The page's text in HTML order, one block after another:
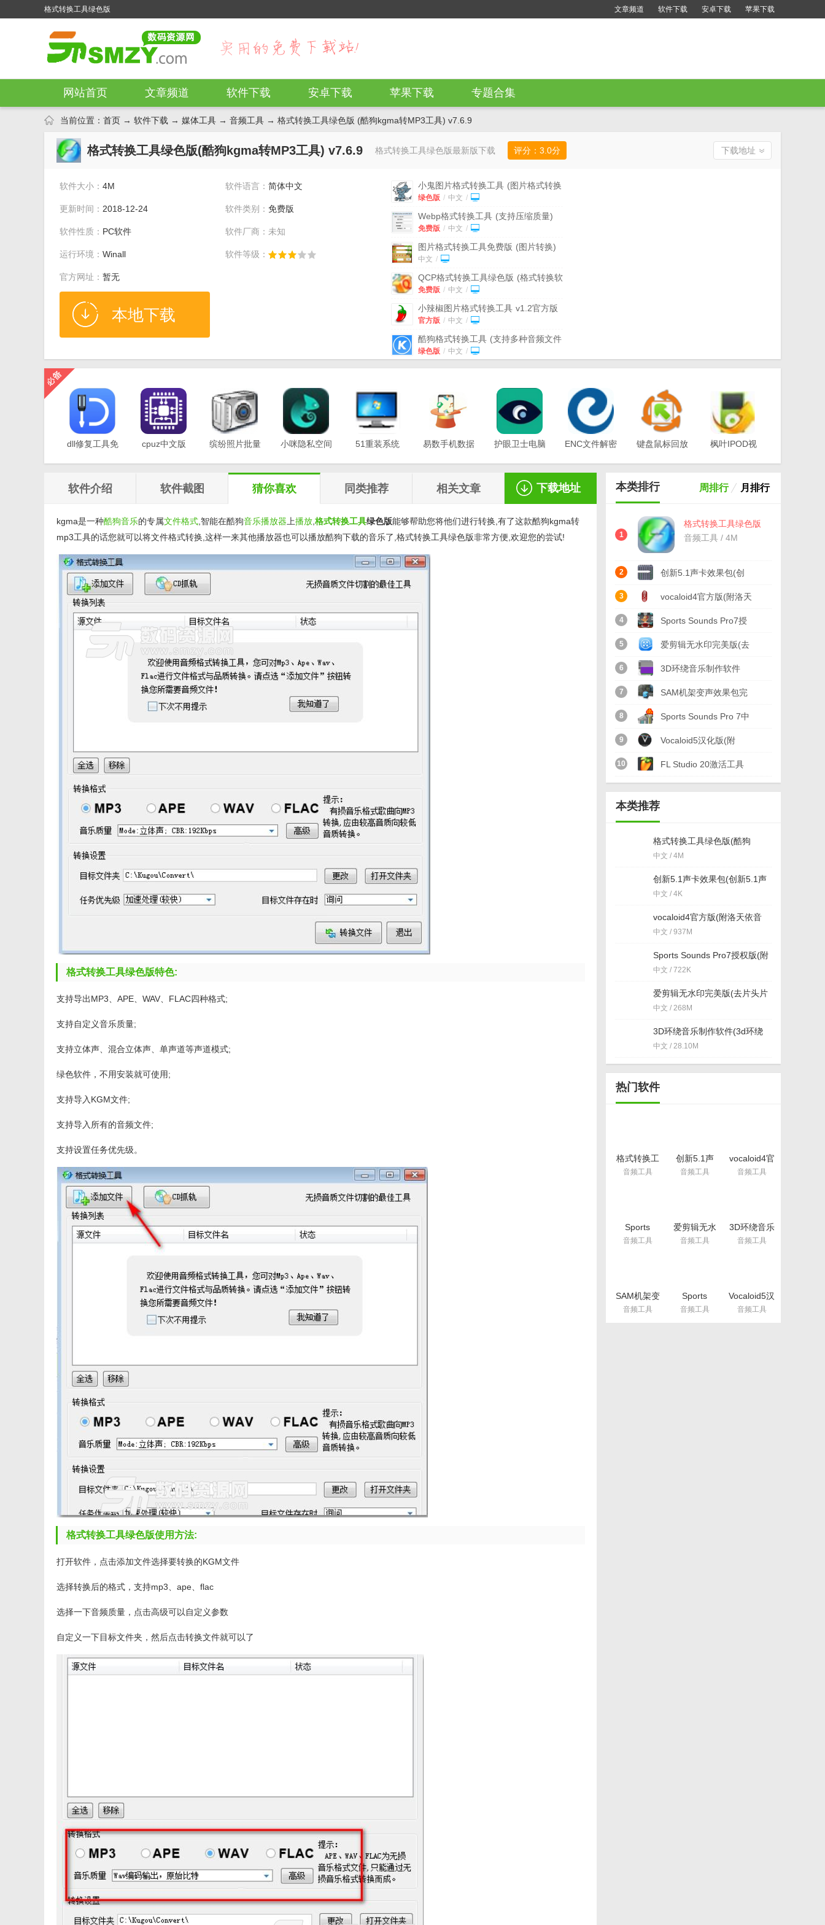
格式转换工具绿色版 文章频道 软件下载 安卓下载 苹果下载
网站首页 文章频道 软件下载 安卓下载 苹果下载 专题合集
当前位置： 首页 → 软件下载 → 媒体工具 → 音频工具 → 格式转换工具绿色版 (酷狗kgma转MP3工具) v7.6.9
格式转换工具绿色版(酷狗kgma转MP3工具) v7.6.9 格式转换工具绿色版最新版下载 评分： 3.0分 下载地址
软件大小： 4M 软件语言： 简体中文
更新时间： 2018-12-24 软件类别： 免费版
软件性质： PC软件 软件厂商：未知
运行环境： Winall 软件等级：
官方网址： 暂无
本地下载
小鬼图片格式转换工具 (图片格式转换
工具) v1.0 绿色版
绿色版 / 中文 /
Webp格式转换工具 (支持压缩质量)
v1.0 免费版
免费版 / 中文 /
图片格式转换工具免费版 (图片转换)
v1.0 最新版
中文 /
QCP格式转换工具绿色版 (格式转换软
件) v4.1 免费版
免费版 / 中文 /
小辣椒图片格式转换工具 v1.2官方版
官方版 / 中文 /
酷狗格式转换工具 (支持多种音频文件
转换) v7.2.50.2 绿色版
绿色版 / 中文 /
IC客栈M1卡格式转换工具 v1.0 免费
酷狗格式转换工具专业版 (音频格式软
件) v7.2.50.2 最新版
中文 /
宇润xv格式视频转换工具
(xv格式视频
转换器) v1.2 绿色版
绿色版 / 中文 /
桂软dwg文件格式转换工具 (dwg文件
dll修复工具免
cpuz中文版
缤纷照片批量
小咪隐私空间
51重装系统
易数手机数据
护眼卫士电脑
ENC文件解密
键盘鼠标回放
枫叶IPOD视
软件介绍 软件截图 猜你喜欢 同类推荐 相关文章 下载地址
kgma是一种酷狗音乐的专属文件格式 ,智能在酷狗音乐播放器 上播放 格式转换工具绿色版能够帮助您将他们进行转换,有了这款酷狗kgma转
mp3工具的话您就可以将文件格式转换,这样一来其他播放器也可以播放酷狗下载的音乐了,格式转换工具绿色版非常方便,欢迎您的尝试!
格式转换工具绿色版特色:
支持导出MP3、APE、WAV、FLAC四种格式;
支持自定义音乐质量;
支持立体声、混合立体声、单声道等声道模式;
绿色软件，不用安装就可使用;
支持导入KGM文件;
支持导入所有的音频文件;
支持设置任务优先级。
格式转换工具绿色版使用方法:
打开软件，点击添加文件选择要转换的KGM文件
选择转换后的格式，支持mp3、ape、flac
选择一下音频质量，点击高级可以自定义参数
自定义一下目标文件夹，然后点击转换文件就可以了
本类排行 周排行 月排行
1
格式转换工具绿色版
(酷狗kgma转MP3工
具) v7.6.9
音频工具 / 4M
2 创新5.1声卡效果包(创
新5.1声卡闷麦喊麦效果
软件) 绿色免费版
3 vocaloid4官方版(附洛天
依音源) v4.0.1 汉化版
4 Sports Sounds Pro7授
权版(附注册码) 特别版
5 爱剪辑无水印完美版(去
片头片尾水印) v3.0 特
别版
6 3D环绕音乐制作软件
(3d环绕音效制作) v1.0
正式版
7 SAM机架变声效果包完
整版(附VST插件) 中文
版
8 Sports Sounds Pro 7中
文版(体育场馆播放器)
免费版
9 Vocaloid5汉化版(附
vocaloid声库) v5.2.1 免
10 FL Studio 20激活工具
本类推荐
格式转换工具绿色版(酷狗
kgma转MP3工具) v7.6.9
中文 / 4M
创新5.1声卡效果包(创新5.1声
卡闷麦喊麦效果软件) 绿色免
费版
中文 / 4K
vocaloid4官方版(附洛天依音
源) v4.0.1 汉化版
中文 / 937M
Sports Sounds Pro7授权版(附
注册码) 特别版
中文 / 722K
爱剪辑无水印完美版(去片头片
尾水印) v3.0 特别版
中文 / 268M
3D环绕音乐制作软件(3d环绕
音效制作) v1.0 正式版
中文 / 28.10M
热门软件
格式转换工
具绿色版(酷
狗kgma转
音频工具
创新5.1声
卡效果包(创
新5.1声卡
音频工具
vocaloid4官
方版(附洛天
依音源)
音频工具
Sports
Sounds
Pro7授权版
音频工具
爱剪辑无水
印完美版(去
片头片尾水
音频工具
3D环绕音乐
制作软件
(3d环绕音
音频工具
SAM机架变
声效果包完
整版(附VST
音频工具
Sports
Sounds Pro
7中文版(体
音频工具
Vocaloid5汉
化版(附
vocaloid声
音频工具